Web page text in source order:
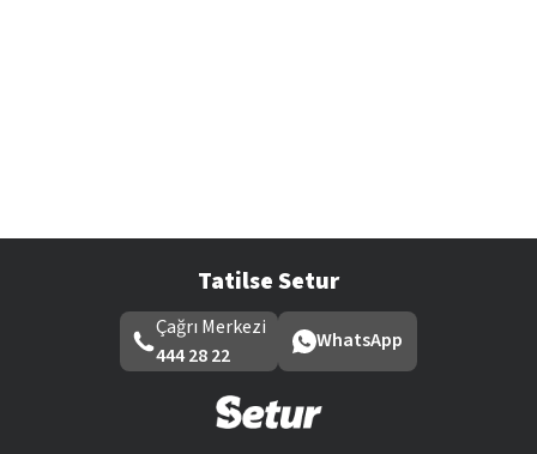
Tatilse Setur
Çağrı Merkezi
444 28 22
WhatsApp